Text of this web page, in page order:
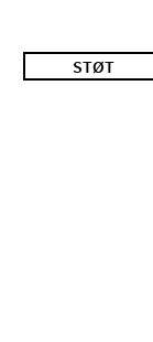
STØT